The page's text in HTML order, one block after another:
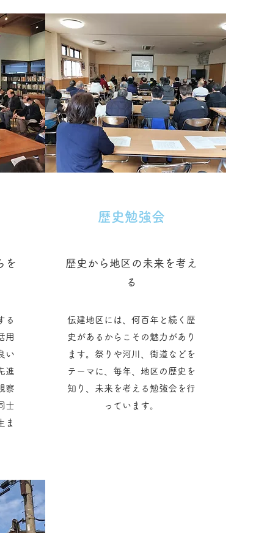
を
る
用
い
進
察
士
ま
歴史勉強会
歴史から地区の未来を考え
る
伝建地区には、何百年と続く歴
史があるからこその魅力があり
ます。祭りや河川、街道などを
テーマに、毎年、地区の歴史を
知り、未来を考える勉強会を行
っています。